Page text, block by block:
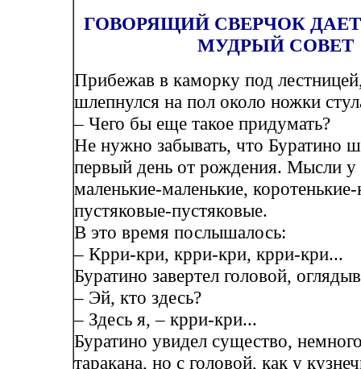
ГОВОРЯЩИЙ СВЕРЧОК
МУДРЫЙ СОВЕТ
Прибежав в каморку под
шлепнулся на пол около ножки
– Чего бы еще такое придумать?
Не нужно забывать, что Буратино
первый день от рождения. Мысли у
маленькие-маленькие,
пустяковые-пустяковые.
В это время послышалось:
– Крри-кри, крри-кри, крри-кри...
Буратино завертел головой,
– Эй, кто здесь?
– Здесь я, – крри-кри...
Буратино увидел существо,
таракана, но с головой, как у